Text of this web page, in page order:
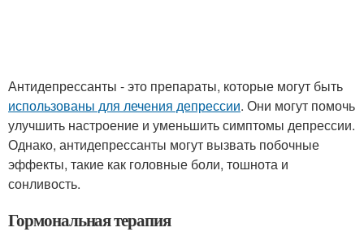
Антидепрессанты - это препараты, которые могут быть
использованы для лечения депрессии. Они могут помочь
улучшить настроение и уменьшить симптомы депрессии.
Однако, антидепрессанты могут вызвать побочные
эффекты, такие как головные боли, тошнота и
сонливость.
Гормональная терапия